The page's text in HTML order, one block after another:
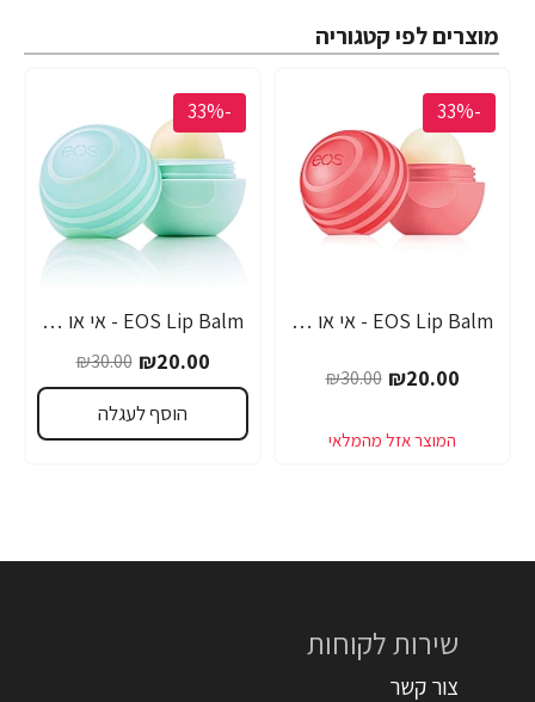
מוצרים לפי קטגוריה
-33%
EOS Lip Balm - אי או אס SPF-30 שפתון לחות בטעם אשכוליות - בבית EOS
₪20.00
₪30.00
-33%
EOS Lip Balm - אי או אס SPF-30 שפתון לחות עם אלוורה - בבית EOS
₪20.00
₪30.00
הוסף לעגלה
שירות לקוחות
צור קשר